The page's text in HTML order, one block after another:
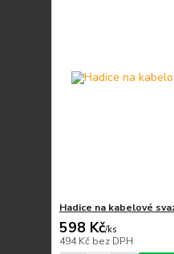
Hadice na kabelové
598 Kč/ks
494 Kč bez DPH